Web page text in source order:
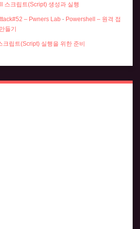
스크립트(Script) 생성과 실행
– Pwners Lab - Powershell – 원격 접
들기
크립트(Script) 실행을 위한 준비